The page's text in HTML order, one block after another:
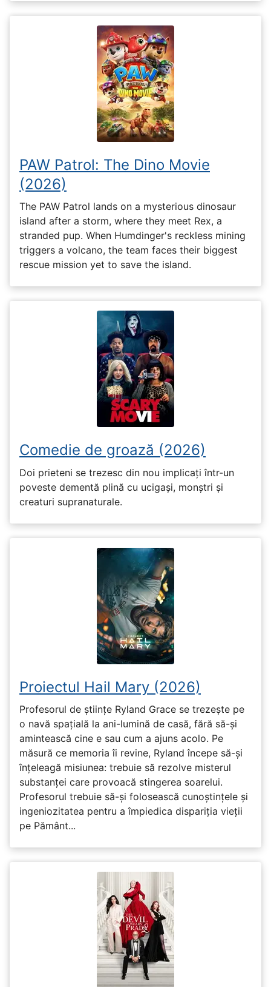
PAW Patrol: The Dino Movie
(2026)
The PAW Patrol lands on a mysterious dinosaur
island after a storm, where they meet Rex, a
stranded pup. When Humdinger's reckless mining
triggers a volcano, the team faces their biggest
rescue mission yet to save the island.
Comedie de groază (2026)
Doi prieteni se trezesc din nou implicați într-un
poveste dementă plină cu ucigași, monștri și
creaturi supranaturale.
Proiectul Hail Mary (2026)
Profesorul de științe Ryland Grace se trezește pe
o navă spațială la ani-lumină de casă, fără să-și
amintească cine e sau cum a ajuns acolo. Pe
măsură ce memoria îi revine, Ryland începe să-și
înțeleagă misiunea: trebuie să rezolve misterul
substanței care provoacă stingerea soarelui.
Profesorul trebuie să-și folosească cunoștințele și
ingeniozitatea pentru a împiedica dispariția vieții
pe Pământ...